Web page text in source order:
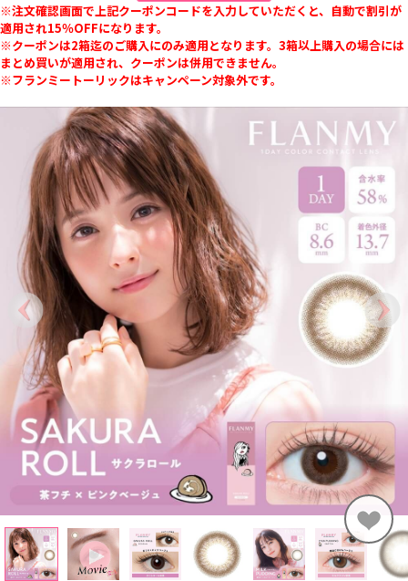
※注文確認画面で上記クーポンコードを入力していただくと、自動で割引が
適用され15％OFFになります。
※クーポンは2箱迄のご購入にのみ適用となります。3箱以上購入の場合には
まとめ買いが適用され、クーポンは併用できません。
※フランミートーリックはキャンペーン対象外です。